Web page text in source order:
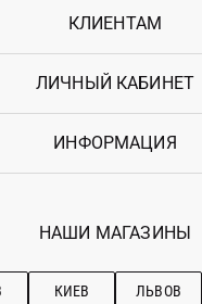
КЛИЕНТАМ
Контакты
Возврат
Гарантия
ЛИЧНЫЙ КАБИНЕТ
Войти
Ostriv Club+
ИНФОРМАЦИЯ
Наши магазини
Рекомендации по уходу
НАШИ МАГАЗИНЫ
КИЕВ ЛЬВОВ